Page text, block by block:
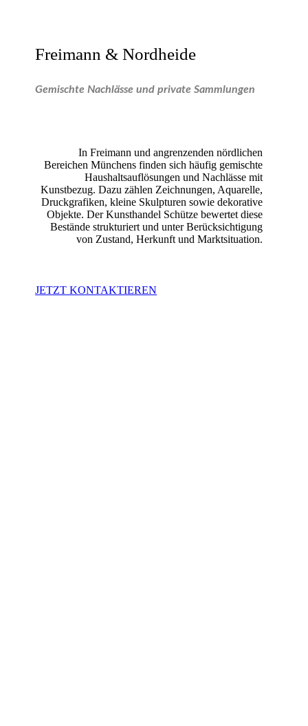
Freimann & Nordheide
Gemischte Nachlässe und private Sammlungen
In Freimann und angrenzenden nördlichen
Bereichen Münchens finden sich häufig gemischte
Haushaltsauflösungen und Nachlässe mit
Kunstbezug. Dazu zählen Zeichnungen, Aquarelle,
Druckgrafiken, kleine Skulpturen sowie dekorative
Objekte. Der Kunsthandel Schütze bewertet diese
Bestände strukturiert und unter Berücksichtigung
von Zustand, Herkunft und Marktsituation.
JETZT KONTAKTIEREN